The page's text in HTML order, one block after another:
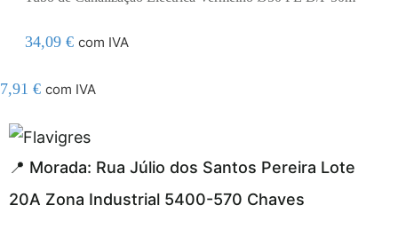
34,09 € com IVA
7,91 € com IVA
resmi adresi
📍 Morada: Rua Júlio dos Santos Pereira Lote
20A Zona Industrial 5400-570 Chaves